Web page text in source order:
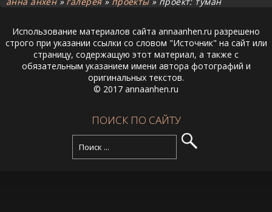
Использование материалов сайта annaanhen.ru разрешено
строго при указании ссылки со словом "Источник" на сайт или
страницу, содержащую этот материал, а также с
обязательным указанием имени автора фотографий и
оригинальных текстов.
© 2017 annaanhen.ru
ПОИСК ПО САЙТУ